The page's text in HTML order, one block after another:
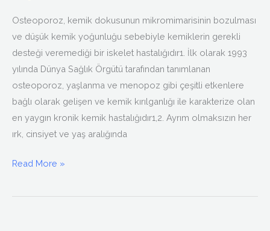
Osteoporoz, kemik dokusunun mikromimarisinin bozulması
ve düşük kemik yoğunluğu sebebiyle kemiklerin gerekli
desteği veremediği bir iskelet hastalığıdır1. İlk olarak 1993
yılında Dünya Sağlık Örgütü tarafından tanımlanan
osteoporoz, yaşlanma ve menopoz gibi çeşitli etkenlere
bağlı olarak gelişen ve kemik kırılganlığı ile karakterize olan
en yaygın kronik kemik hastalığıdır1,2. Ayrım olmaksızın her
ırk, cinsiyet ve yaş aralığında
Read More »